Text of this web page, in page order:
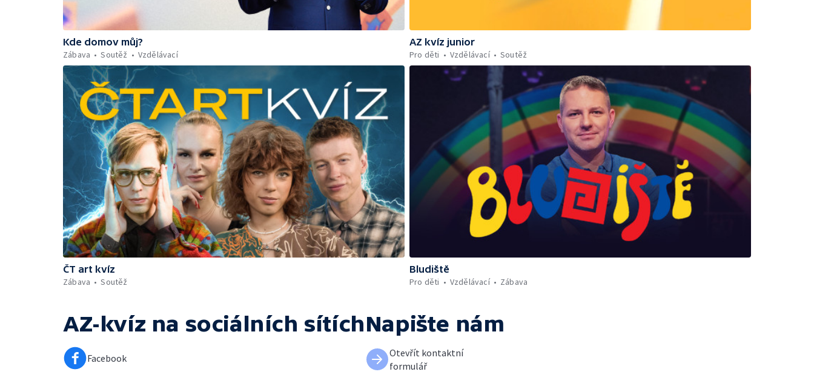
Kde domov můj?
Zábava
Soutěž Vzdělávací
AZ kvíz junior
Pro děti
Vzdělávací Soutěž
ČT art kvíz
Zábava
Soutěž
Bludiště
Pro děti
Vzdělávací Zábava
AZ-kvíz na sociálních sítích
Facebook
Napište nám
Otevřít kontaktní
formulář